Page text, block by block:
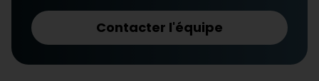
Contacter l'équipe